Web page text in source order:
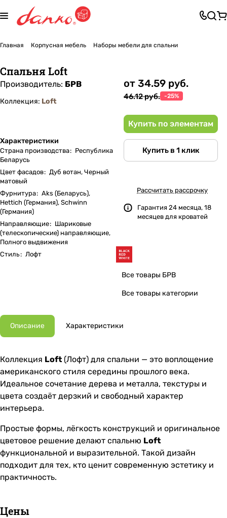
Главная Корпусная мебель Наборы мебели для спальни
Спальня Loft
Производитель: БРВ
Коллекция: Loft
Характеристики
Страна производства: Республика
Беларусь
Цвет фасадов: Дуб вотан, Черный
матовый
Фурнитура: Aks (Беларусь),
Hettich (Германия), Schwinn
(Германия)
Направляющие: Шариковые
(телескопические) направляющие,
Полного выдвижения
Стиль: Лофт
от 34.59 руб.
46.12 руб. -25%
Купить по элементам
Купить в 1 клик
Рассчитать рассрочку
Гарантия 24 месяца, 18
месяцев для кроватей
Все товары БРВ
Все товары категории
Описание Характеристики
Коллекция Loft (Лофт) для спальни — это воплощение
американского стиля середины прошлого века.
Идеальное сочетание дерева и металла, текстуры и
цвета создаёт дерзкий и свободный характер
интерьера.
Простые формы, лёгкость конструкций и оригинальное
цветовое решение делают спальню Loft
функциональной и выразительной. Такой дизайн
подходит для тех, кто ценит современную эстетику и
практичность.
Цены